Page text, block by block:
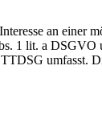
an einer
1 lit. a
umfasst.